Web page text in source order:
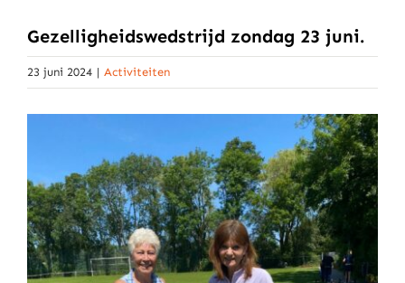
Arrangementen
Activiteitenkalender
Nieuws
Contact
Gezelligheidswedstrijd zondag 23 juni.
23 juni 2024 | Activiteiten